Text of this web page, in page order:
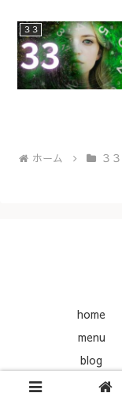
３３
ホーム ３３
home
menu
blog